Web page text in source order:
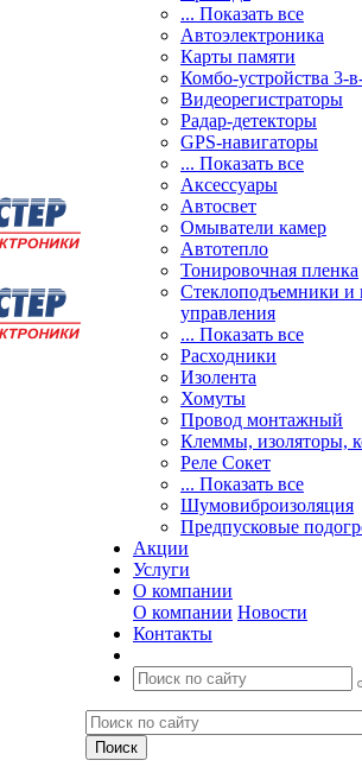
... Показать все
Автоэлектроника
Карты памяти
Комбо-устройства 3-
Видеорегистраторы
Радар-детекторы
GPS-навигаторы
... Показать все
Аксессуары
Автосвет
Омыватели камер
Автотепло
Тонировочная пленка
Стеклоподъемники и
управления
... Показать все
Расходники
Изолента
Хомуты
Провод монтажный
Клеммы, изоляторы,
Реле Сокет
... Показать все
Шумовиброизоляция
Предпусковые
Акции
Услуги
О компании
О компании Новости
Контакты